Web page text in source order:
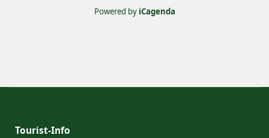
Powered by iCagenda
Tourist-Info